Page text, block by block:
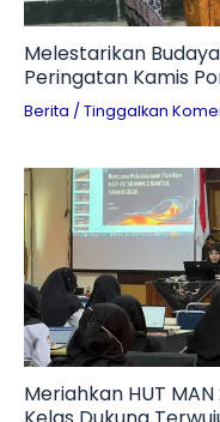
Melestarikan
Peringatan Kamis
Berita / Tinggalkan
Meriahkan HUT